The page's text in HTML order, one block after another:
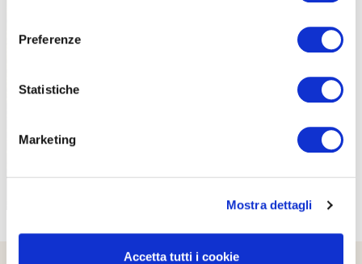
Preferenze
Statistiche
Marketing
Mostra dettagli
Accetta tutti i cookie